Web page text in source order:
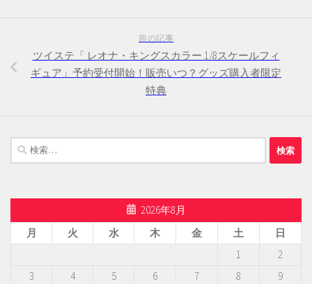
前の記事
ツイステ「 レオナ・キングスカラー 1/8スケールフィ
ギュア」予約受付開始！販売いつ？グッズ購入者限定
特典
検
索:
2026年8月
月
火 水 木 金 土
日
1
2
3
4 5 6 7 8
9